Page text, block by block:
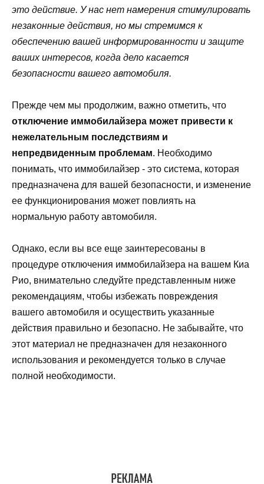
это действие. У нас нет намерения стимулировать
незаконные действия, но мы стремимся к
обеспечению вашей информированности и защите
ваших интересов, когда дело касается
безопасности вашего автомобиля.
Прежде чем мы продолжим, важно отметить, что
отключение иммобилайзера может привести к
нежелательным последствиям и
непредвиденным проблемам. Необходимо
понимать, что иммобилайзер - это система, которая
предназначена для вашей безопасности, и изменение
ее функционирования может повлиять на
нормальную работу автомобиля.
Однако, если вы все еще заинтересованы в
процедуре отключения иммобилайзера на вашем Киа
Рио, внимательно следуйте представленным ниже
рекомендациям, чтобы избежать повреждения
вашего автомобиля и осуществить указанные
действия правильно и безопасно. Не забывайте, что
этот материал не предназначен для незаконного
использования и рекомендуется только в случае
полной необходимости.